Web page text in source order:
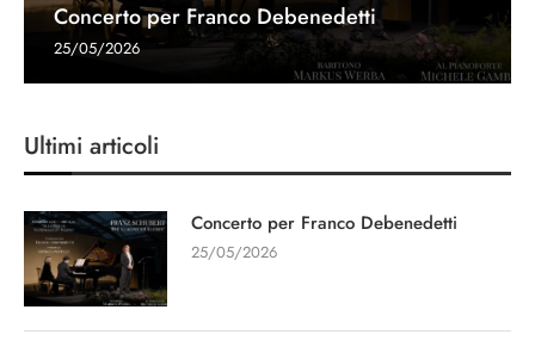
Concerto per Franco Debenedetti
25/05/2026
Ultimi articoli
Concerto per Franco Debenedetti
25/05/2026